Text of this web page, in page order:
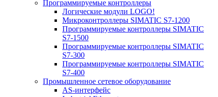
Программируемые контроллеры
Логические модули LOGO!
Микроконтроллеры SIMATIC S7-1200
Программируемые контроллеры SIMATIC
S7-1500
Программируемые контроллеры SIMATIC
S7-300
Программируемые контроллеры SIMATIC
S7-400
Промышленное сетевое оборудование
AS-интерфейс